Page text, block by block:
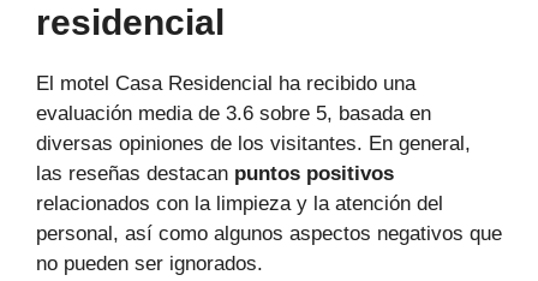
residencial
El motel Casa Residencial ha recibido una
evaluación media de 3.6 sobre 5, basada en
diversas opiniones de los visitantes. En general,
las reseñas destacan puntos positivos
relacionados con la limpieza y la atención del
personal, así como algunos aspectos negativos que
no pueden ser ignorados.